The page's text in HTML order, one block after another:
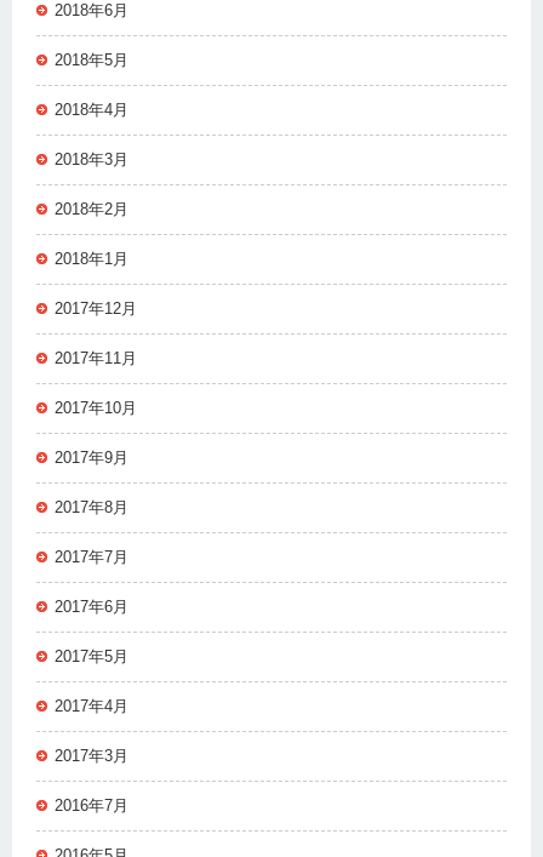
2018年6月
2018年5月
2018年4月
2018年3月
2018年2月
2018年1月
2017年12月
2017年11月
2017年10月
2017年9月
2017年8月
2017年7月
2017年6月
2017年5月
2017年4月
2017年3月
2016年7月